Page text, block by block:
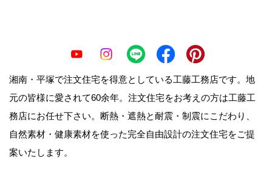
湘南・平塚で注文住宅を得意としている工藤工務店です。地
元の皆様に愛されて60余年。注文住宅をお考えの方は工藤工
務店にお任せ下さい。断熱・遮熱と耐震・制震にこだわり、
自然素材・健康素材を使った完全自由設計の注文住宅をご提
案いたします。